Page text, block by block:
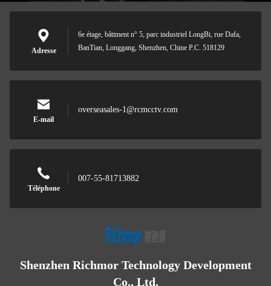
Adresse
6e étage, bâtiment n° 5, parc industriel LongBi, rue Dafa,
BanTian, Longgang, Shenzhen, Chine P.C. 518129
E-mail
overseasales-1@rcmcctv.com
Téléphone
007-55-81713882
Shenzhen Richmor Technology Development
Co., Ltd.